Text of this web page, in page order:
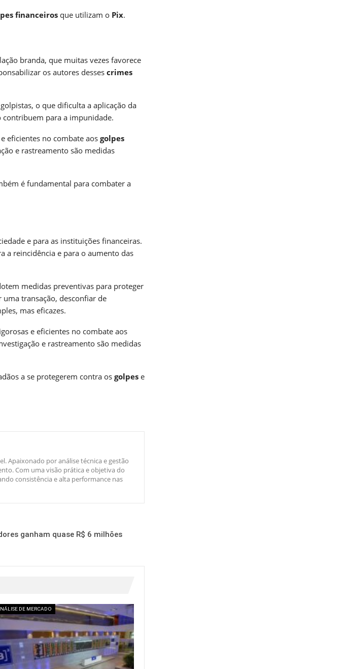
financeiros que utilizam o Pix.
branda, que muitas vezes favorece
os autores desses crimes
o que dificulta a aplicação da
contribuem para a impunidade.
eficientes no combate aos golpes
e rastreamento são medidas
é fundamental para combater a
e para as instituições financeiras.
a reincidência e para o aumento das
medidas preventivas para proteger
transação, desconfiar de
mas eficazes.
e eficientes no combate aos
e rastreamento são medidas
a se protegerem contra os golpes e
Apaixonado por análise técnica e gestão
Com uma visão prática e objetiva do
consistência e alta performance nas
ganham quase R$ 6 milhões
DE MERCADO